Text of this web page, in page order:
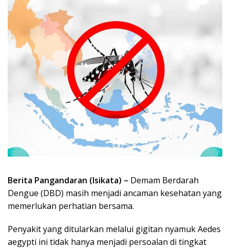
Berita Pangandaran (Isikata) – Demam Berdarah
Dengue (DBD) masih menjadi ancaman kesehatan yang
memerlukan perhatian bersama.
Penyakit yang ditularkan melalui gigitan nyamuk Aedes
aegypti ini tidak hanya menjadi persoalan di tingkat